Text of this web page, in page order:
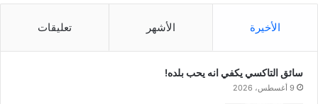
الأخيرة الأشهر تعليقات
سائق التاكسي يكفي انه يحب بلده!
9 أغسطس، 2026